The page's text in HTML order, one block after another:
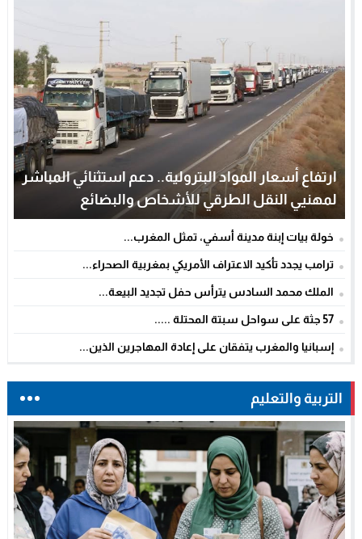
ارتفاع أسعار المواد البترولية.. دعم استثنائي المباشر
لمهنيي النقل الطرقي للأشخاص والبضائع
خولة بيات إبنة مدينة أسفي، تمثل المغرب...
ترامب يجدد تأكيد الاعتراف الأمريكي بمغربية الصحراء...
الملك محمد السادس يترأس حفل تجديد البيعة...
57 جثة على سواحل سبتة المحتلة .....
إسبانيا والمغرب يتفقان على إعادة المهاجرين الذين...
التربية والتعليم